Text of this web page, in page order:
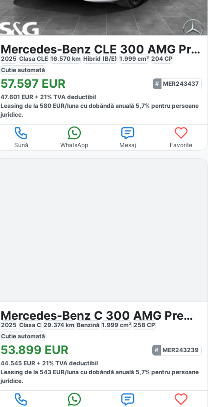
Mercedes-Benz CLE 300 AMG Premium
2025 Clasa CLE 16.570km Hibrid (B/E) 1.999cm³ 204CP
Cutie automată
57.597EUR
MER243437
47.601 EUR + 21% TVA deductibil
Leasing de la 580EUR/lunacu dobăndă anuală 5,7% pentru persoane
juridice.
Sună WhatsApp Mesaj Favorite
Mercedes-Benz C 300 AMG Premium Plus
2025 Clasa C 29.374km Benzină 1.999cm³ 258CP
Cutie automată
53.899 EUR
MER243239
44.545 EUR + 21% TVA deductibil
Leasing de la 543EUR/lunacu dobăndă anuală 5,7% pentru persoane
juridice.